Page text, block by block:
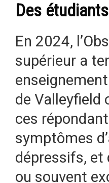
Des
En 2024,
supérieur a
de Valleyfield
ces
symptômes
dépressifs, et
ou souvent